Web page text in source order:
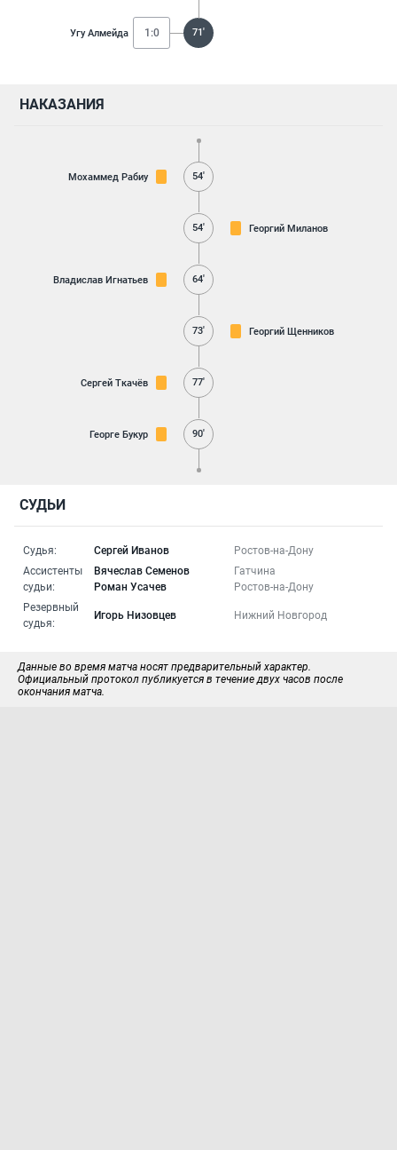
Угу Алмейда 1:0 71'
НАКАЗАНИЯ
Мохаммед Рабиу 54'
54' Георгий Миланов
Владислав Игнатьев 64'
73' Георгий Щенников
Сергей Ткачёв 77'
Георге Букур 90'
СУДЬИ
Судья: Сергей Иванов
Ростов-на-Дону
Ассистенты
судьи:
Вячеслав Семенов
Гатчина
Роман Усачев
Ростов-на-Дону
Резервный
судья:
Игорь Низовцев Нижний Новгород
Данные во время матча носят предварительный характер.
Официальный протокол публикуется в течение двух часов после
окончания матча.